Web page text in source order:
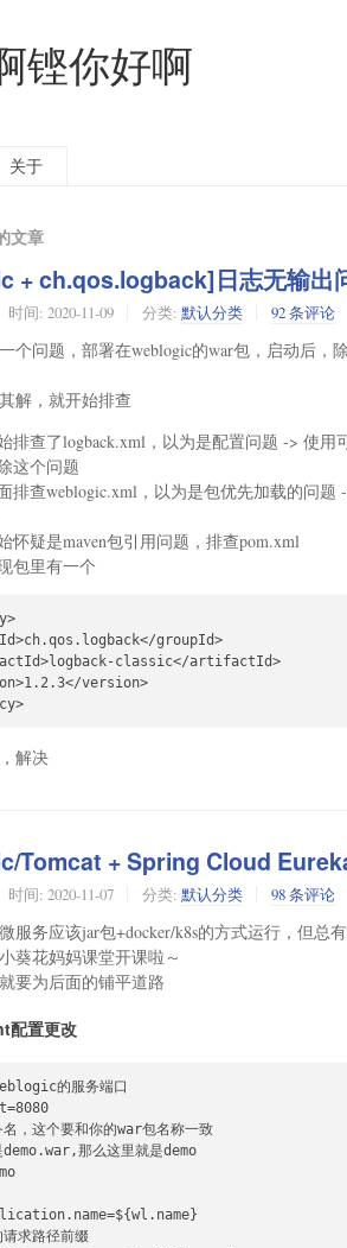
铿你好啊
关于
文章
+ ch.qos.logback]日志无输出
时间: 2020-11-09 分类: 默认分类 92 条评论
个问题，部署在weblogic的war包，启动后，
解，就开始排查
排查了logback.xml，以为是配置问题 -> 使用
这个问题
排查weblogic.xml，以为是包优先加载的问
怀疑是maven包引用问题，排查pom.xml
包里有一个
groupId>
classic</artifactId>
version>
解决
Tomcat + Spring Cloud
时间: 2020-11-07 分类: 默认分类 98 条评论
服务应该jar包+docker/k8s的方式运行，但总
葵花妈妈课堂开课啦～
要为后面的铺平道路
配置更改
的服务端口
，这个要和你的war包名称一致
那么这里就是demo
求路径前缀